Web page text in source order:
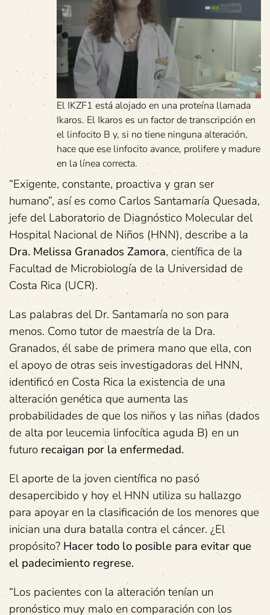
El IKZF1 está alojado en una proteína llamada
Ikaros. El Ikaros es un factor de transcripción en
el linfocito B y, si no tiene ninguna alteración,
hace que ese linfocito avance, prolifere y madure
en la línea correcta.
“Exigente, constante, proactiva y gran ser
humano”, así es como Carlos Santamaría Quesada,
jefe del Laboratorio de Diagnóstico Molecular del
Hospital Nacional de Niños (HNN), describe a la
Dra. Melissa Granados Zamora, científica de la
Facultad de Microbiología de la Universidad de
Costa Rica (UCR).
Las palabras del Dr. Santamaría no son para
menos. Como tutor de maestría de la Dra.
Granados, él sabe de primera mano que ella, con
el apoyo de otras seis investigadoras del HNN,
identificó en Costa Rica la existencia de una
alteración genética que aumenta las
probabilidades de que los niños y las niñas (dados
de alta por leucemia linfocítica aguda B) en un
futuro recaigan por la enfermedad.
El aporte de la joven científica no pasó
desapercibido y hoy el HNN utiliza su hallazgo
para apoyar en la clasificación de los menores que
inician una dura batalla contra el cáncer. ¿El
propósito? Hacer todo lo posible para evitar que
el padecimiento regrese.
“Los pacientes con la alteración tenían un
pronóstico muy malo en comparación con los